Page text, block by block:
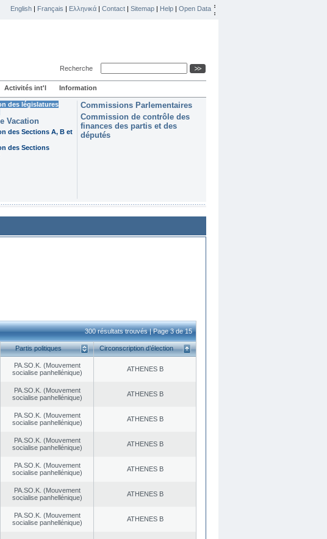
English | Français | Ελληνικά | Contact | Sitemap | Help | Open Data
Recherche
Activités int'l Information
des législatures
Vacation
des Sections A, B et
des Sections
Commissions Parlementaires
Commission de contrôle des
finances des partis et des
députés
300 résultats trouvés | Page 3 de 15
Partis politiques Circonscription d’élection
PA.SO.K. (Mouvement
socialise panhellénique)
ATHENES Β
PA.SO.K. (Mouvement
socialise panhellénique)
ATHENES Β
PA.SO.K. (Mouvement
socialise panhellénique)
ATHENES Β
PA.SO.K. (Mouvement
socialise panhellénique)
ATHENES Β
PA.SO.K. (Mouvement
socialise panhellénique)
ATHENES Β
PA.SO.K. (Mouvement
socialise panhellénique)
ATHENES Β
PA.SO.K. (Mouvement
socialise panhellénique)
ATHENES Β